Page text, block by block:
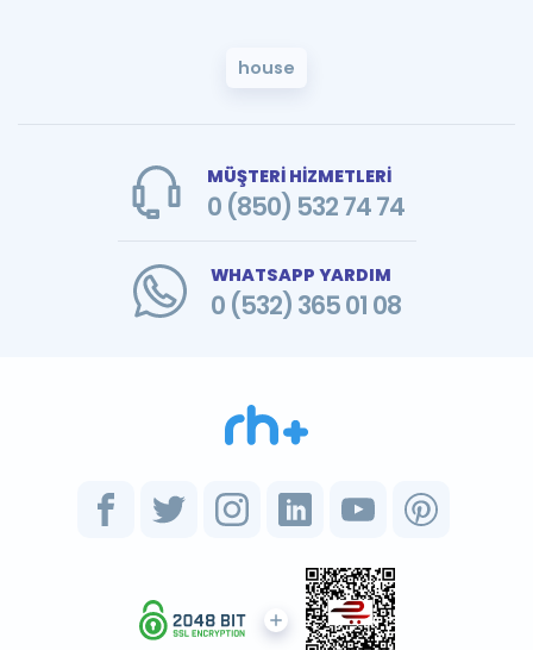
house
MÜŞTERİ HİZMETLERİ
0 (850) 532 74 74
WHATSAPP YARDIM
0 (532) 365 01 08